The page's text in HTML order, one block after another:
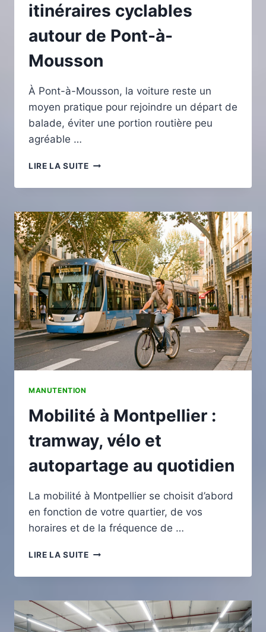
itinéraires cyclables
autour de Pont-à-
Mousson
À Pont-à-Mousson, la voiture reste un
moyen pratique pour rejoindre un départ de
balade, éviter une portion routière peu
agréable …
LIRE LA SUITETRANSPORTER
VÉLO
VOITURE
POUR
REJOINDRE
LES
ITINÉRAIRES
CYCLABLES
AUTOUR
DE
PONT-
À-
MOUSSON
MANUTENTION
Mobilité à Montpellier :
tramway, vélo et
autopartage au quotidien
La mobilité à Montpellier se choisit d’abord
en fonction de votre quartier, de vos
horaires et de la fréquence de …
LIRE LA SUITEMOBILITÉ
MONTPELLIER
TRAMWAY,
VÉLO
ET